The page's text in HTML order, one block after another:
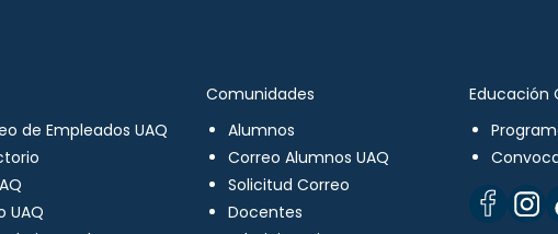
de Empleados UAQ
UAQ
Comunidades
Alumnos
Correo Alumnos UAQ
Solicitud Correo
Docentes
Educación